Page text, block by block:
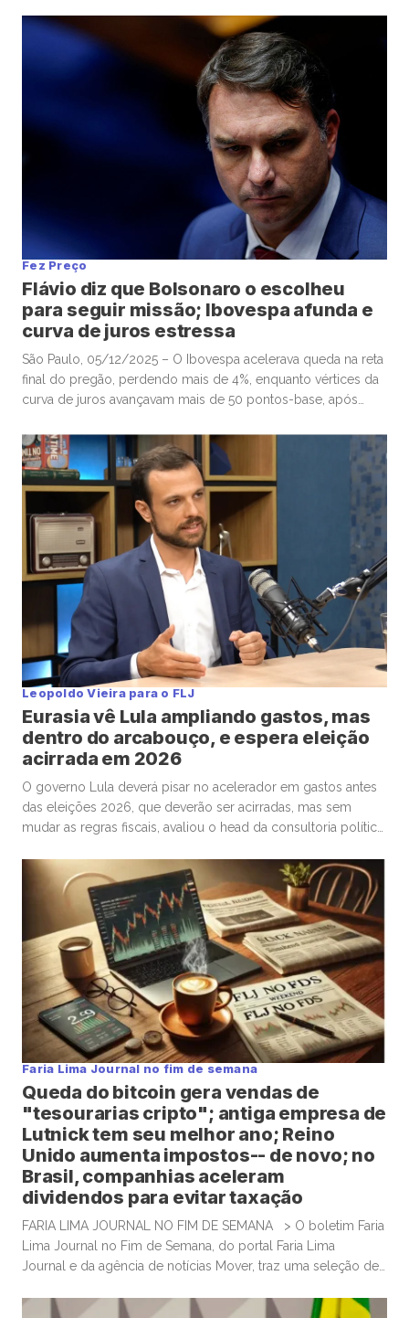
de Contas da União, José Mucio Monteiro Filho, para cargo
no conselho da companhia metalúrgica, após a renúncia de
um indicado anterior do […]
Fez Preço
Flávio diz que Bolsonaro o escolheu
para seguir missão; Ibovespa afunda e
curva de juros estressa
São Paulo, 05/12/2025 – O Ibovespa acelerava queda na reta
final do pregão, perdendo mais de 4%, enquanto vértices da
curva de juros avançavam mais de 50 pontos-base, após
Jair Bolsonaro o escolheu para seguir missão. Por volta das
16h, o Ibovespa recuava 4,01%, aos 157.604 pontos, […]
Leopoldo Vieira para o FLJ
Eurasia vê Lula ampliando gastos, mas
dentro do arcabouço, e espera eleição
acirrada em 2026
O governo Lula deverá pisar no acelerador em gastos antes
das eleições 2026, que deverão ser acirradas, mas sem
mudar as regras fiscais, avaliou o head da consultoria política
político e colunista do Faria Lima Journal, Leopoldo Vieira.
Na conversa, o diretor da Eurasia fez […]
Faria Lima Journal no fim de semana
Queda do bitcoin gera vendas de
"tesourarias cripto"; antiga empresa de
Lutnick tem seu melhor ano; Reino
Unido aumenta impostos-- de novo; no
Brasil, companhias aceleram
dividendos para evitar taxação
FARIA LIMA JOURNAL NO FIM DE SEMANA > O boletim Faria
Lima Journal no Fim de Semana, do portal Faria Lima
Journal e da agência de notícias Mover, traz uma seleção de
algum tempo no sábado e domingo para leituras mais